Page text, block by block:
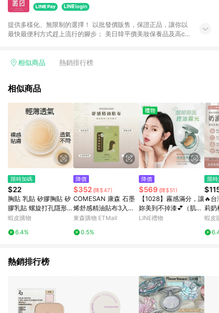
提供多樣化、無限制的選擇！ 以批發價販售，保證正品，讓你以
最快最便利方式趕上流行的腳步； 美日韓平價美妝保養品及高cp
天前後發送 3.使用小三美日APP下單，將無法獲得點數回饋 4.
皆不計入點數回饋，依扣除前述所有折讓金額，得最終之金額贈
(折價券或全館滿額折)及50元美幣，實際回饋金額需扣除所有折
讓金額，得最終金額400元贈點。 例2：訂單總金額為500元，未
達免運門檻運費60元，使用60元折扣(折價券或全館滿額折)及60
元美幣，實際回饋金額需扣除運費及所有折讓金額，得最終金額
320元贈點。 例3：訂單總金額為199元，使用免運券折抵60元運
費，因未達原設定之免運門檻，故運費仍視為折讓金額，實際回
饋金額須扣除60元運費，得最終金額139元贈點。
相似商品 熱銷排行榜
相似商品
限時加碼
$22
胸貼 乳貼 矽膠胸貼 矽
膠乳貼 螺旋打孔隱形硅
膠胸貼 防凸點 透氣胸
隱形乳貼 透氣乳貼 遮
蝦皮購物
6.4%
降價
$352 (降$47)
COMESAN 康森 石墨
烯舒感精油貼布3入組
(6片/包)
東森購物 ETMall
0.5%
降價
$569 (降$51)
【1028】霧感滿分，讓
妳美到不掉漆💕（肌霧
光持妝氣墊粉餅 SPF5
LINE禮物
限
🔥
莉奶
白壘
玫瑰
蝦皮
熱銷排行榜